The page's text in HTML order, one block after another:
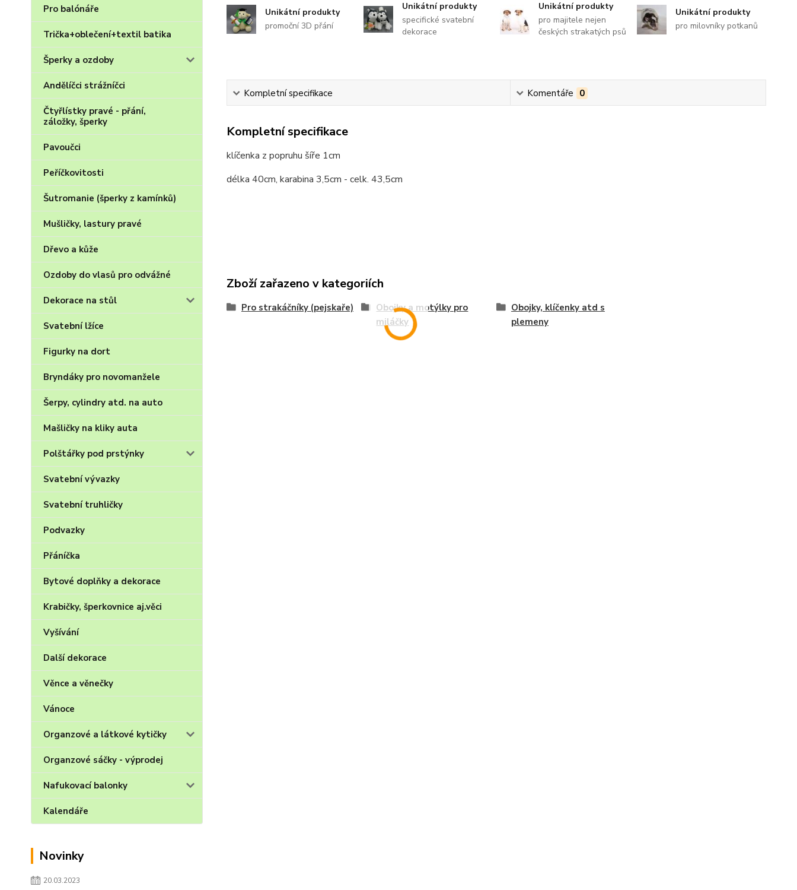
Pro balónáře
Trička+oblečení+textil batika
Šperky a ozdoby
Andělíčci strážníčci
Čtyřlístky pravé - přání,
záložky, šperky
Pavoučci
Peříčkovitosti
Šutromanie (šperky z kamínků)
Mušličky, lastury pravé
Dřevo a kůže
Ozdoby do vlasů pro odvážné
Dekorace na stůl
Svatební lžíce
Figurky na dort
Bryndáky pro novomanžele
Šerpy, cylindry atd. na auto
Mašličky na kliky auta
Polštářky pod prstýnky
Svatební vývazky
Svatební truhličky
Podvazky
Přáníčka
Bytové doplňky a dekorace
Krabičky, šperkovnice aj.věci
Vyšívání
Další dekorace
Věnce a věnečky
Vánoce
Organzové a látkové kytičky
Organzové sáčky - výprodej
Nafukovací balonky
Kalendáře
Novinky
20.03.2023
Unikátní produkty
promoční 3D přání
Unikátní produkty
specifické svatební
dekorace
Unikátní produkty
pro majitele nejen
českých strakatých psů
Unikátní produkty
pro milovníky potkanů
Kompletní specifikace Komentáře 0
Kompletní specifikace
klíčenka z popruhu šíře 1cm
délka 40cm, karabina 3,5cm - celk. 43,5cm
Zboží zařazeno v kategoriích
Pro strakáčníky (pejskaře)
Obojky a motýlky pro
miláčky
Obojky, klíčenky atd s
plemeny